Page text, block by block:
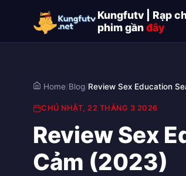
Kungfutv | Rạp
phim gầnđây
Home/Blog/Review Sex Education
CHỦ NHẬT, 22 THÁNG 3 2026
Review Sex
Cảm (2023)